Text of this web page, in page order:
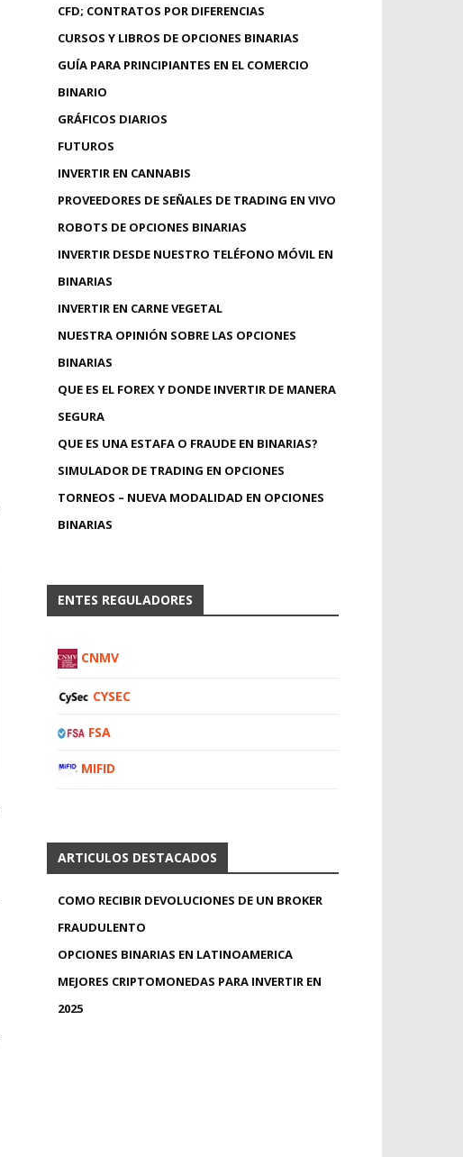
CFD; CONTRATOS POR DIFERENCIAS
CURSOS Y LIBROS DE OPCIONES BINARIAS
GUÍA PARA PRINCIPIANTES EN EL COMERCIO
BINARIO
GRÁFICOS DIARIOS
FUTUROS
INVERTIR EN CANNABIS
PROVEEDORES DE SEÑALES DE TRADING EN VIVO
ROBOTS DE OPCIONES BINARIAS
INVERTIR DESDE NUESTRO TELÉFONO MÓVIL EN
BINARIAS
INVERTIR EN CARNE VEGETAL
NUESTRA OPINIÓN SOBRE LAS OPCIONES
BINARIAS
QUE ES EL FOREX Y DONDE INVERTIR DE MANERA
SEGURA
QUE ES UNA ESTAFA O FRAUDE EN BINARIAS?
SIMULADOR DE TRADING EN OPCIONES
TORNEOS – NUEVA MODALIDAD EN OPCIONES
BINARIAS
ENTES REGULADORES
CNMV
CYSEC
FSA
MIFID
ARTICULOS DESTACADOS
COMO RECIBIR DEVOLUCIONES DE UN BROKER
FRAUDULENTO
OPCIONES BINARIAS EN LATINOAMERICA
MEJORES CRIPTOMONEDAS PARA INVERTIR EN
2025